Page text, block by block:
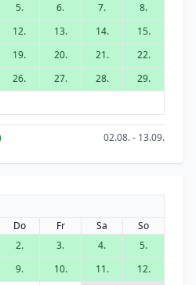
5. 6. 7.
8.
12. 13. 14.
15.
19. 20. 21.
22.
26. 27. 28.
29.
02.08. - 13.09.
Do Fr Sa
So
2. 3. 4.
5.
9. 10. 11.
12.